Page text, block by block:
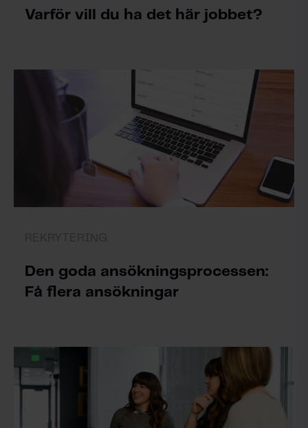
Varför vill du ha det här jobbet?
Den goda ansökningsprocessen:
Få flera ansökningar